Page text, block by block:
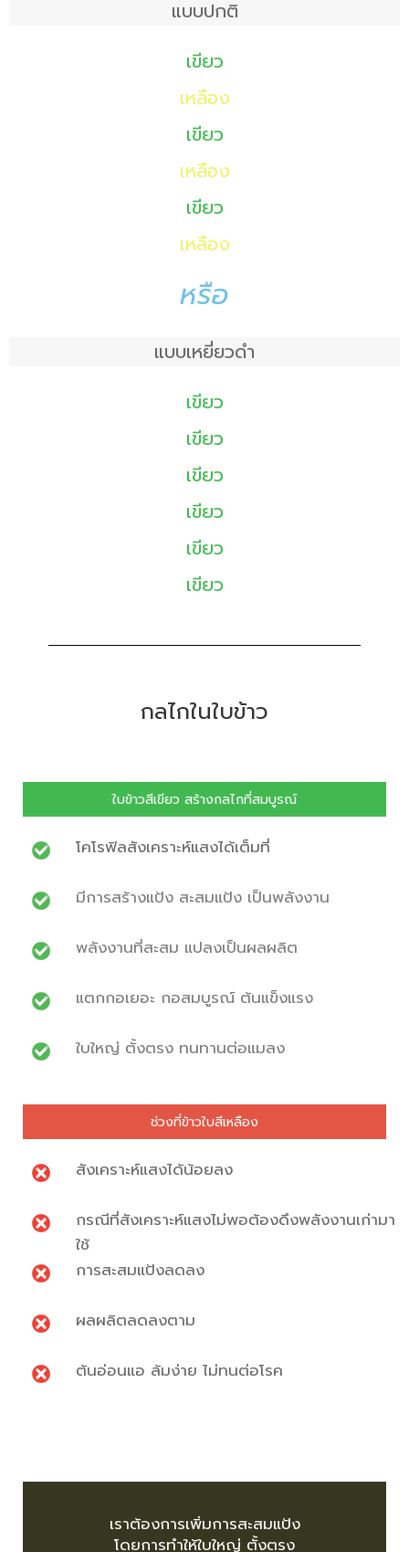
แบบปกติ
เขียว
เหลือง
เขียว
เหลือง
เขียว
เหลือง
หรือ
แบบเหยี่ยวดำ
เขียว
เขียว
เขียว
เขียว
เขียว
เขียว
กลไกในใบข้าว
ใบข้าวสีเขียว สร้างกลไกที่สมบูรณ์
โคโรฟิลสังเคราะห์แสงได้เต็มที่
มีการสร้างแป้ง สะสมแป้ง เป็นพลังงาน
พลังงานที่สะสม แปลงเป็นผลผลิต
แตกกอเยอะ กอสมบูรณ์ ต้นแข็งแรง
ใบใหญ่ ตั้งตรง ทนทานต่อแมลง
ช่วงที่ข้าวใบสีเหลือง
สังเคราะห์แสงได้น้อยลง
กรณีที่สังเคราะห์แสงไม่พอต้องดึงพลังงานเก่ามา
ใช้
การสะสมแป้งลดลง
ผลผลิตลดลงตาม
ต้นอ่อนแอ ล้มง่าย ไม่ทนต่อโรค
เราต้องการเพิ่มการสะสมแป้ง
โดยการทำให้ใบใหญ่ ตั้งตรง